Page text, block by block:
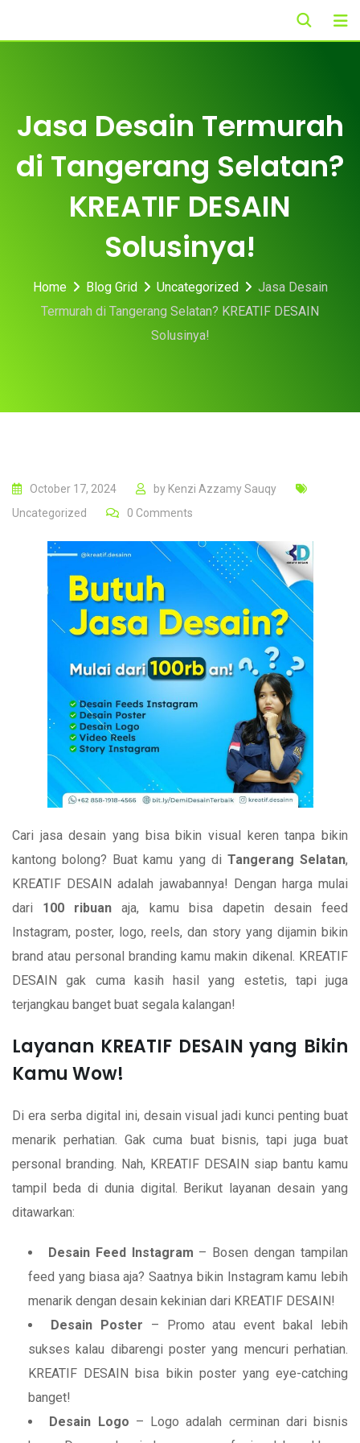
Jasa Desain Termurah
di Tangerang Selatan?
KREATIF DESAIN
Solusinya!
Home Blog Grid Uncategorized
Jasa Desain
Termurah di Tangerang Selatan? KREATIF DESAIN
Solusinya!
October 17, 2024 by Kenzi Azzamy Sauqy
Uncategorized
0 Comments
Cari jasa desain yang bisa bikin visual keren tanpa bikin
kantong bolong? Buat kamu yang di Tangerang Selatan,
KREATIF DESAIN adalah jawabannya! Dengan harga mulai
dari 100 ribuan aja, kamu bisa dapetin desain feed
Instagram, poster, logo, reels, dan story yang dijamin bikin
brand atau personal branding kamu makin dikenal. KREATIF
DESAIN gak cuma kasih hasil yang estetis, tapi juga
terjangkau banget buat segala kalangan!
Layanan KREATIF DESAIN yang Bikin
Kamu Wow!
Di era serba digital ini, desain visual jadi kunci penting buat
menarik perhatian. Gak cuma buat bisnis, tapi juga buat
personal branding. Nah, KREATIF DESAIN siap bantu kamu
tampil beda di dunia digital. Berikut layanan desain yang
ditawarkan:
Desain Feed Instagram – Bosen dengan tampilan
feed yang biasa aja? Saatnya bikin Instagram kamu lebih
menarik dengan desain kekinian dari KREATIF DESAIN!
Desain Poster – Promo atau event bakal lebih
sukses kalau dibarengi poster yang mencuri perhatian.
KREATIF DESAIN bisa bikin poster yang eye-catching
banget!
Desain Logo – Logo adalah cerminan dari bisnis